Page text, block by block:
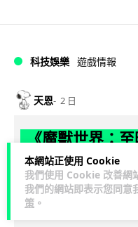
本網站正使用 Cookie
我們使用 Cookie 改善網
我們的網站即表示您同意
策 。
科技娛樂 遊戲情報
天恩 2 日
《魔獸世界：
克的詛咒」專訪
領門檻而設 《
鐘